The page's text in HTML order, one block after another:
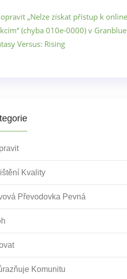
opravit „Nelze získat přístup k online
(chyba 010e-0000) v Granblue
Versus: Rising
Kvality
Převodovka Pevná
Komunitu